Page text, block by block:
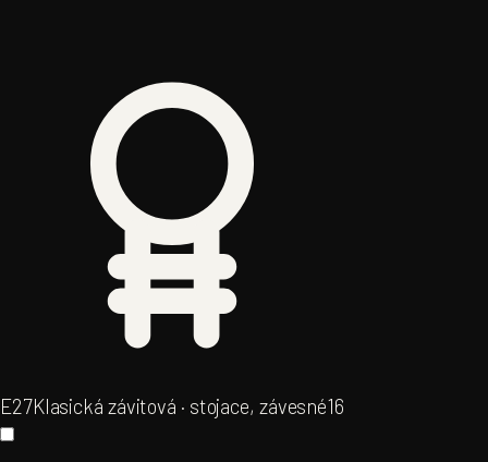
E27Klasická závitová · stojace, závesné16